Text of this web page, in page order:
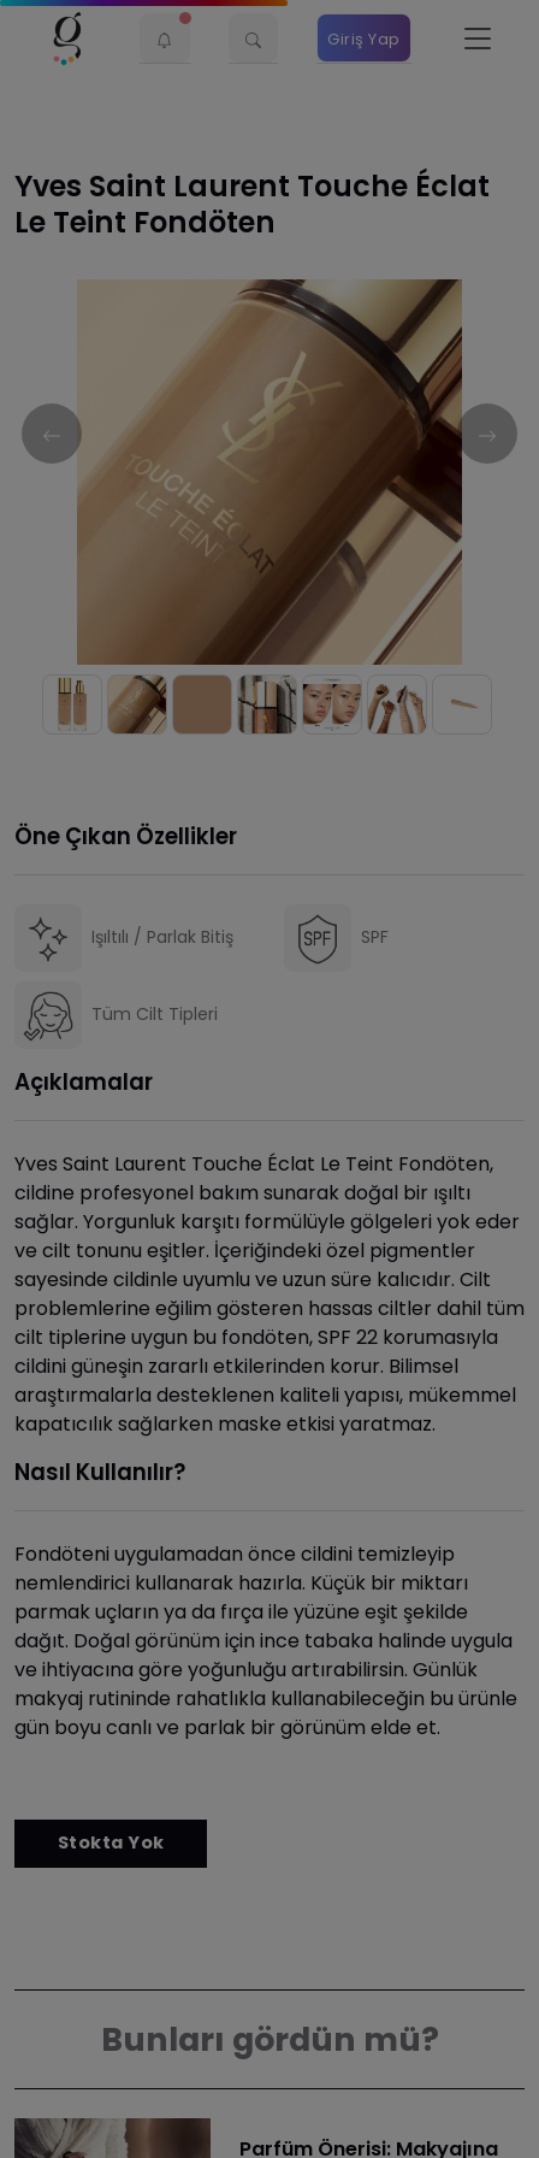
Giriş Yap
Yves Saint Laurent Touche Éclat
Le Teint Fondöten
Öne Çıkan Özellikler
Işıltılı / Parlak Bitiş SPF
Tüm Cilt Tipleri
Açıklamalar
Yves Saint Laurent Touche Éclat Le Teint Fondöten,
cildine profesyonel bakım sunarak doğal bir ışıltı
sağlar. Yorgunluk karşıtı formülüyle gölgeleri yok eder
ve cilt tonunu eşitler. İçeriğindeki özel pigmentler
sayesinde cildinle uyumlu ve uzun süre kalıcıdır. Cilt
problemlerine eğilim gösteren hassas ciltler dahil tüm
cilt tiplerine uygun bu fondöten, SPF 22 korumasıyla
cildini güneşin zararlı etkilerinden korur. Bilimsel
araştırmalarla desteklenen kaliteli yapısı, mükemmel
kapatıcılık sağlarken maske etkisi yaratmaz.
Nasıl Kullanılır?
Fondöteni uygulamadan önce cildini temizleyip
nemlendirici kullanarak hazırla. Küçük bir miktarı
parmak uçların ya da fırça ile yüzüne eşit şekilde
dağıt. Doğal görünüm için ince tabaka halinde uygula
ve ihtiyacına göre yoğunluğu artırabilirsin. Günlük
makyaj rutininde rahatlıkla kullanabileceğin bu ürünle
gün boyu canlı ve parlak bir görünüm elde et.
Bunları gördün mü?
Parfüm Önerisi: Makyajına